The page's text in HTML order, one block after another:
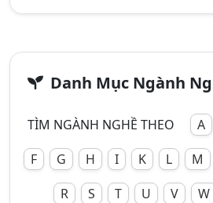
Danh Mục Ngành
TÌM NGÀNH NGHỀ THEO A
F
G H I K L M
R
S T U V W